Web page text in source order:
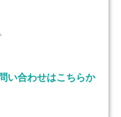
い合わせはこちらか